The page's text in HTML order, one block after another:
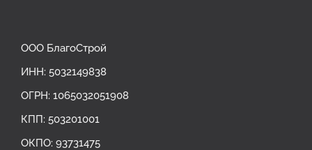
ООО БлагоСтрой
ИНН: 5032149838
ОГРН: ‎1065032051908
КПП: 503201001
ОКПО: 93731475